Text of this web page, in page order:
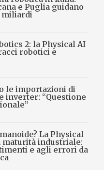
e Puglia guidano
miliardi
2: la Physical AI
robotici e
le importazioni di
inverter: “Questione
La Physical
maturità industriale:
e agli errori da